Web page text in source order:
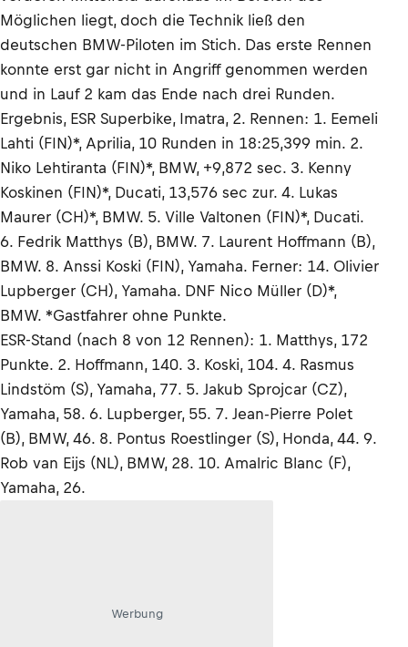
Möglichen liegt, doch die Technik ließ den
deutschen BMW-Piloten im Stich. Das erste Rennen
konnte erst gar nicht in Angriff genommen werden
und in Lauf 2 kam das Ende nach drei Runden.
Ergebnis, ESR Superbike, Imatra, 2. Rennen: 1. Eemeli
Lahti (FIN)*, Aprilia, 10 Runden in 18:25,399 min. 2.
Niko Lehtiranta (FIN)*, BMW, +9,872 sec. 3. Kenny
Koskinen (FIN)*, Ducati, 13,576 sec zur. 4. Lukas
Maurer (CH)*, BMW. 5. Ville Valtonen (FIN)*, Ducati.
6. Fedrik Matthys (B), BMW. 7. Laurent Hoffmann (B),
BMW. 8. Anssi Koski (FIN), Yamaha. Ferner: 14. Olivier
Lupberger (CH), Yamaha. DNF Nico Müller (D)*,
BMW. *Gastfahrer ohne Punkte.
ESR-Stand (nach 8 von 12 Rennen): 1. Matthys, 172
Punkte. 2. Hoffmann, 140. 3. Koski, 104. 4. Rasmus
Lindstöm (S), Yamaha, 77. 5. Jakub Sprojcar (CZ),
Yamaha, 58. 6. Lupberger, 55. 7. Jean-Pierre Polet
(B), BMW, 46. 8. Pontus Roestlinger (S), Honda, 44. 9.
Rob van Eijs (NL), BMW, 28. 10. Amalric Blanc (F),
Yamaha, 26.
Werbung